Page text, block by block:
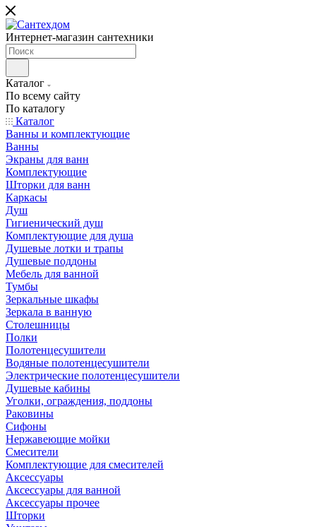
Интернет-магазин сантехники
Каталог
По всему сайту
По каталогу
Каталог
Ванны и комплектующие
Ванны
Экраны для ванн
Комплектующие
Шторки для ванн
Каркасы
Душ
Гигиенический душ
Комплектующие для душа
Душевые лотки и трапы
Душевые поддоны
Мебель для ванной
Тумбы
Зеркальные шкафы
Зеркала в ванную
Столешницы
Полки
Полотенцесушители
Водяные полотенцесушители
Электрические полотенцесушители
Душевые кабины
Уголки, ограждения, поддоны
Раковины
Сифоны
Нержавеющие мойки
Смесители
Комплектующие для смесителей
Аксессуары
Аксессуары для ванной
Аксессуары прочее
Шторки